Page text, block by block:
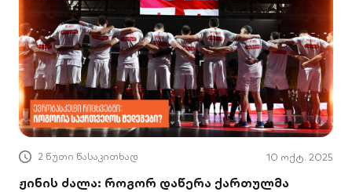
2 წუთი წასაკითხად 10 ოქტ. 2025
ჟინის ძალა: როგორ დაწერა ქართულმა